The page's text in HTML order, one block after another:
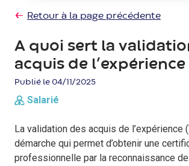
Retour à la page précédente
A quoi sert la
acquis de l’expérience
Publié le 04/11/2025
Salarié
La validation des acquis de l’expérience
démarche qui permet d’obtenir une
professionnelle par la reconnaissance